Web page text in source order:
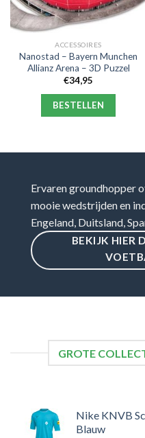
ACCESSOIRES
Nanostad – Bayern Munchen
Allianz Arena – 3D Puzzel
€34,95
BESTELLEN
Ervaren groundhopper
mooie wedstrijden en
Engeland, Duitsland,
BEKIJK HIER
GROTE
Nike KNVB
Blauw